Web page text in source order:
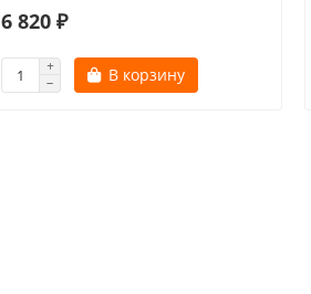
6 820 ₽
В корзину